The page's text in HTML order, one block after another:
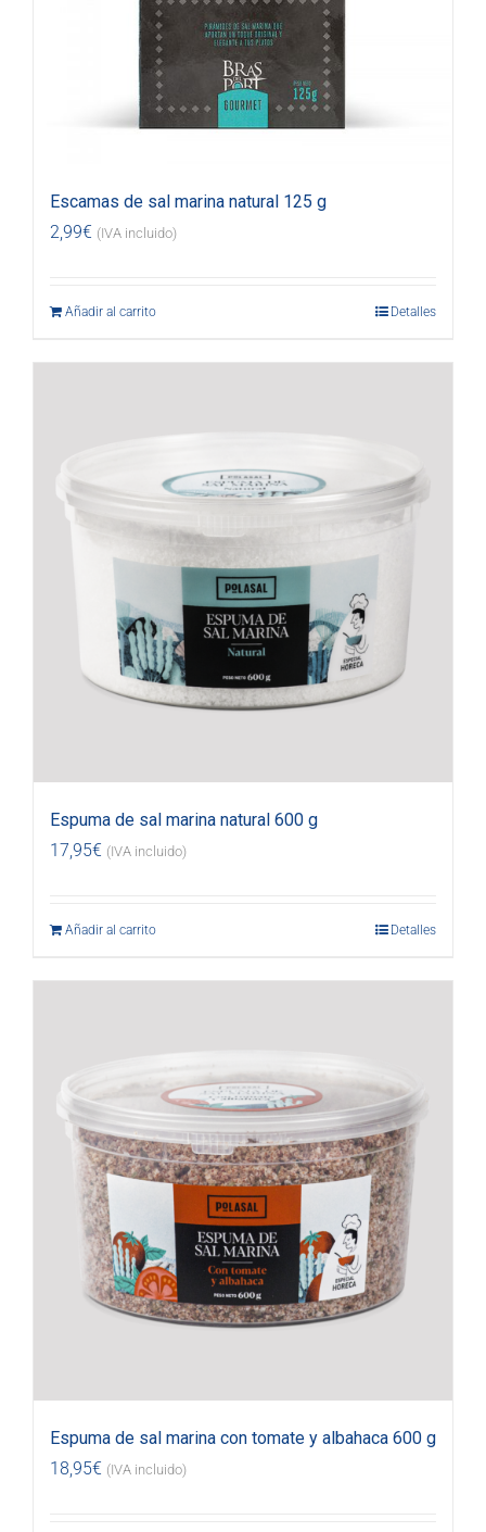
Escamas de sal marina natural 125 g
2,99€ (IVA incluido)
Añadir al carrito Detalles
Espuma de sal marina natural 600 g
17,95€ (IVA incluido)
Añadir al carrito Detalles
Espuma de sal marina con tomate y albahaca 600 g
18,95€ (IVA incluido)